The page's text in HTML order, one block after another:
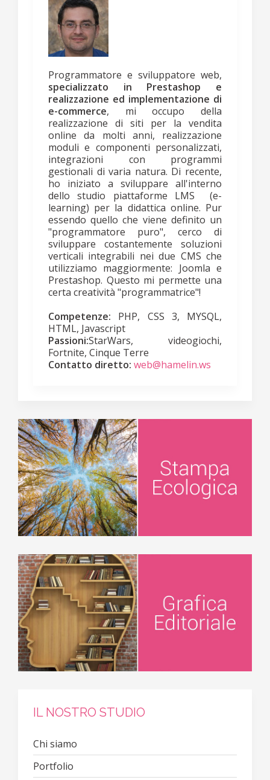
Programmatore e sviluppatore web,
specializzato in Prestashop e
realizzazione ed implementazione di
e-commerce, mi occupo della
realizzazione di siti per la vendita
online da molti anni, realizzazione
moduli e componenti personalizzati,
integrazioni con programmi
gestionali di varia natura. Di recente,
ho iniziato a sviluppare all'interno
dello studio piattaforme LMS (e-
learning) per la didattica online. Pur
essendo quello che viene definito un
"programmatore puro", cerco di
sviluppare costantemente soluzioni
verticali integrabili nei due CMS che
utilizziamo maggiormente: Joomla e
Prestashop. Questo mi permette una
certa creatività "programmatrice"!
Competenze: PHP, CSS 3, MYSQL,
HTML, Javascript
Passioni:StarWars, videogiochi,
Fortnite, Cinque Terre
Contatto diretto: web@hamelin.ws
IL NOSTRO STUDIO
Chi siamo
Portfolio